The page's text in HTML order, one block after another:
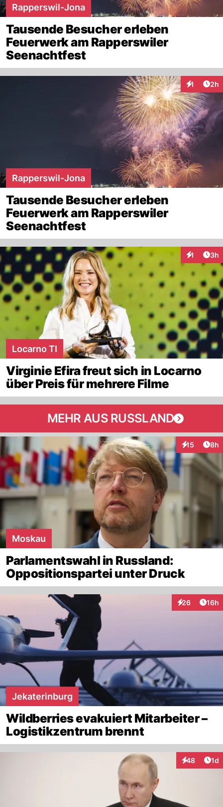
Rapperswil-Jona
Tausende Besucher erleben
Feuerwerk am Rapperswiler
Seenachtfest
1 2h
Rapperswil-Jona
Tausende Besucher erleben
Feuerwerk am Rapperswiler
Seenachtfest
1 3h
Locarno TI
Virginie Efira freut sich in Locarno
über Preis für mehrere Filme
MEHR AUS RUSSLAND
15
Interaktionen
8h
Moskau
Parlamentswahl in Russland:
Oppositionspartei unter Druck
26
Interaktionen
16h
Jekaterinburg
Wildberries evakuiert Mitarbeiter –
Logistikzentrum brennt
48
Interaktionen
1d